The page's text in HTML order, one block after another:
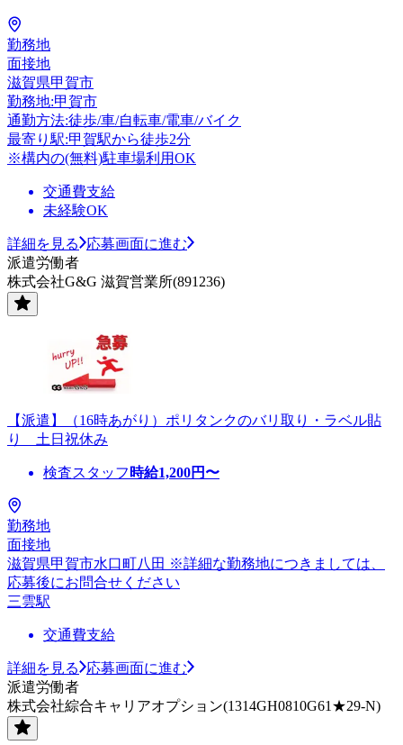
勤務地
面接地
滋賀県甲賀市
勤務地:甲賀市
通勤方法:徒歩/車/自転車/電車/バイク
最寄り駅:甲賀駅から徒歩2分
※構内の(無料)駐車場利用OK
交通費支給
未経験OK
詳細を見る
応募画面に進む
派遣労働者
株式会社G&G 滋賀営業所(891236)
【派遣】（16時あがり）ポリタンクのバリ取り・ラベル貼
り 土日祝休み
検査スタッフ 時給1,200円〜
勤務地
面接地
滋賀県甲賀市水口町八田 ※詳細な勤務地につきましては、
応募後にお問合せください
三雲駅
交通費支給
詳細を見る
応募画面に進む
派遣労働者
株式会社綜合キャリアオプション(1314GH0810G61★29-N)